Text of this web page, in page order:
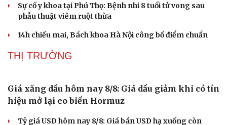
Sự cố y khoa tại Phú Thọ: Bệnh nhi 8 tuổi tử vong sau
phẫu thuật viêm ruột thừa
14h chiều mai, Bách khoa Hà Nội công bố điểm chuẩn
THỊ TRƯỜNG